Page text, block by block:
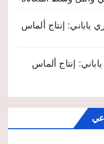
ياباني: إنتاج ألماس
إنتاج ألماس